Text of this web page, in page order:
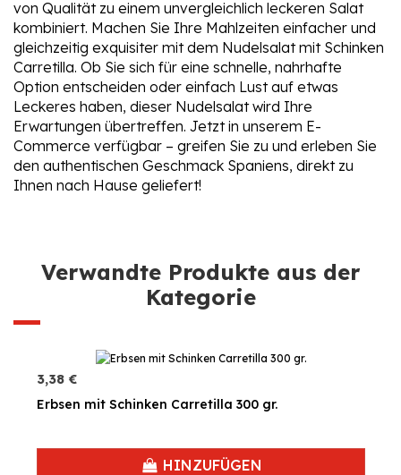
von Qualität zu einem unvergleichlich leckeren Salat
kombiniert. Machen Sie Ihre Mahlzeiten einfacher und
gleichzeitig exquisiter mit dem Nudelsalat mit Schinken
Carretilla. Ob Sie sich für eine schnelle, nahrhafte
Option entscheiden oder einfach Lust auf etwas
Leckeres haben, dieser Nudelsalat wird Ihre
Erwartungen übertreffen. Jetzt in unserem E-
Commerce verfügbar – greifen Sie zu und erleben Sie
den authentischen Geschmack Spaniens, direkt zu
Ihnen nach Hause geliefert!
Verwandte Produkte aus der
Kategorie
3,38 €
Erbsen mit Schinken Carretilla 300 gr.
HINZUFÜGEN